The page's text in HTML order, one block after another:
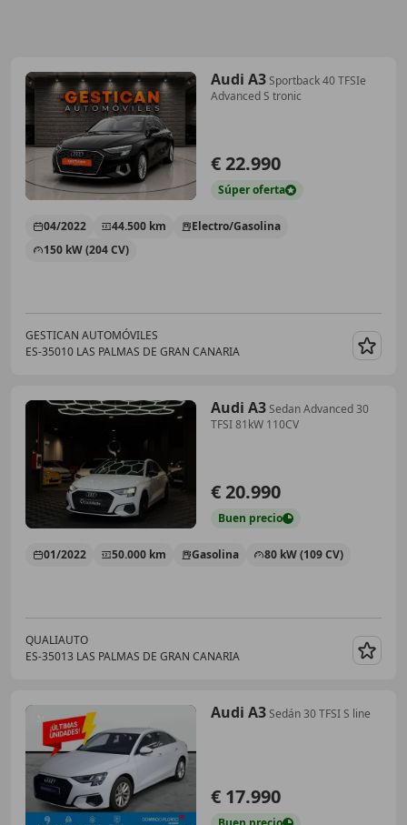
Audi A3Sportback 40 TFSIe
Advanced S tronic
€ 22.990
Súperoferta
04/2022 44.500 km
Electro/Gasolina
150 kW (204 CV)
GESTICAN AUTOMÓVILES
ES-35010 LAS PALMAS DE GRAN CANARIA
Audi A3Sedan Advanced 30
TFSI 81kW 110CV
€ 20.990
Buen precio
01/2022 50.000 km Gasolina 80 kW (109 CV)
QUALIAUTO
ES-35013 LAS PALMAS DE GRAN CANARIA
Audi A3Sedán 30 TFSI S line
€ 17.990